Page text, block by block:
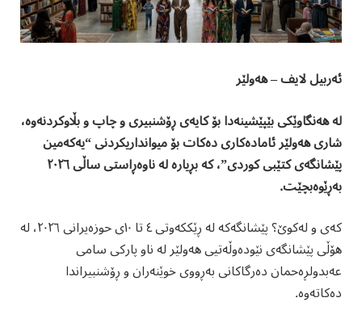
ئەربیل لایف – هەولێر
لە هەنگاوێکی بێپێشینەدا بۆ کایەی ڕۆشنبیری و چاپ و بڵاوکردنەوە،
شاری هەولێر ئامادەکاری دەکات بۆ میوانداریکردنی “یەکەمین
پێشانگەی کتێبی کوردی”، کە بڕیارە لە ناوەڕاستی ساڵی ٢٠٢٦
بەڕێوەبچێت.
کەی و لەکوێ؟ پێشانگەکە لە ڕێککەوتی ٤ تا ١٠ی حوزەیرانی ٢٠٢٦، لە
هۆڵی پێشانگەی نێودەوڵەتیی هەولێر لە ناو پارکی سامی
عەبدولڕەحمان دەرگاکانی بەڕووی خوێنەران و ڕۆشنبیراندا
دەکاتەوە.